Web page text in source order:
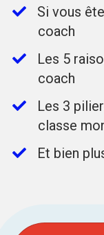
​Si vous
coach​
​Les 5
coach​
​Les 3
classe
​Et bien